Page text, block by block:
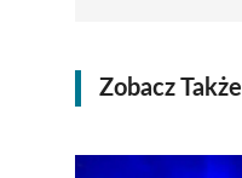
Zobacz Także